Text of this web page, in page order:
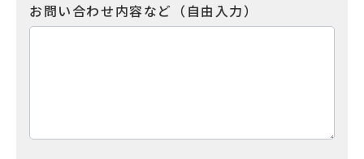
お問い合わせ内容など（自由入力）